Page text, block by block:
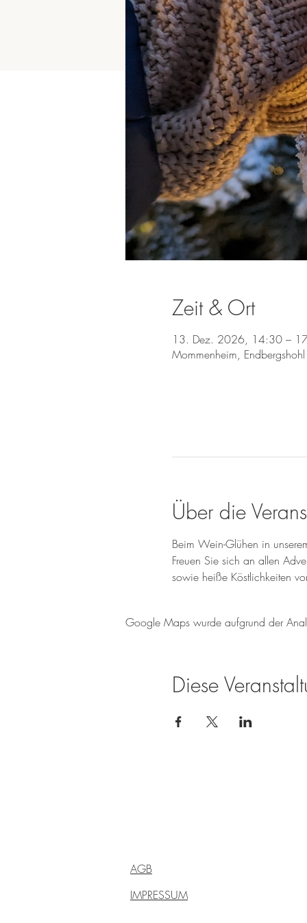
Zeit & Ort
13. Dez. 2026, 14:30 –
Mommenheim,
Über die
Beim Wein-Glühen in
Freuen Sie sich an allen
sowie heiße Köstlichkeiten
Google Maps wurde aufgrund der
Diese
AGB
IMPRESSUM